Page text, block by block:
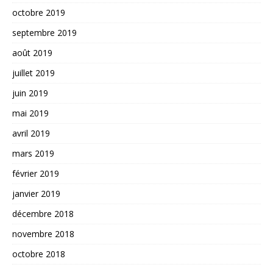
octobre 2019
septembre 2019
août 2019
juillet 2019
juin 2019
mai 2019
avril 2019
mars 2019
février 2019
janvier 2019
décembre 2018
novembre 2018
octobre 2018